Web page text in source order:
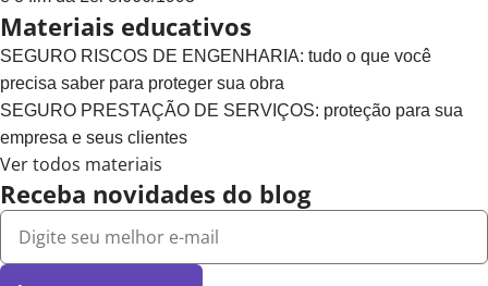
Materiais educativos
SEGURO RISCOS DE ENGENHARIA: tudo o que você
precisa saber para proteger sua obra
SEGURO PRESTAÇÃO DE SERVIÇOS: proteção para sua
empresa e seus clientes
Ver todos materiais
Receba novidades do blog